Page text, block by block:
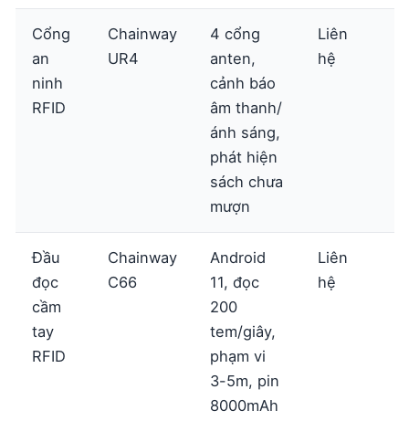
Cổng
an
ninh
RFID
Chainway
UR4
4 cổng
anten,
cảnh báo
âm thanh/
ánh sáng,
phát hiện
sách chưa
mượn
Liên
hệ
Đầu
đọc
cầm
tay
RFID
Chainway
C66
Android
11, đọc
200
tem/giây,
phạm vi
3-5m, pin
8000mAh
Liên
hệ